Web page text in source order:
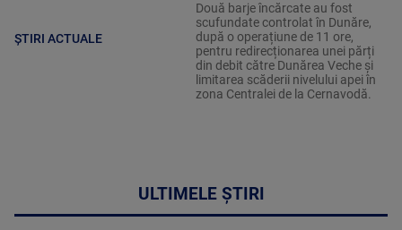
ȘTIRI ACTUALE
Două barje încărcate au fost
scufundate controlat în Dunăre,
după o operațiune de 11 ore,
pentru redirecționarea unei părți
din debit către Dunărea Veche și
limitarea scăderii nivelului apei în
zona Centralei de la Cernavodă.
ULTIMELE ȘTIRI